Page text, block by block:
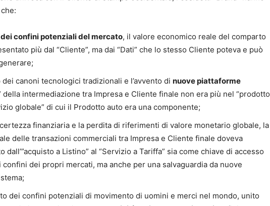
dei confini potenziali del mercato, il valore economico reale del comparto
più dal “Cliente”, ma dai “Dati” che lo stesso Cliente poteva e può
canoni tecnologici tradizionali e l’avvento di nuove piattaforme
della intermediazione tra Impresa e Cliente finale non era più nel “prodotto
globale” di cui il Prodotto auto era una componente;
finanziaria e la perdita di riferimenti di valore monetario globale, la
delle transazioni commerciali tra Impresa e Cliente finale doveva
dall’”acquisto a Listino” al “Servizio a Tariffa” sia come chiave di accesso
dei propri mercati, ma anche per una salvaguardia da nuove
dei confini potenziali di movimento di uomini e merci nel mondo, unito